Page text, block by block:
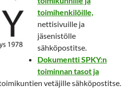
toimihenkilöille,
nettisivuille ja
jäsenistölle
sähköpostitse.
Dokumentti SPKY:n
toiminnan tasot ja
vetäjille sähköpostitse.